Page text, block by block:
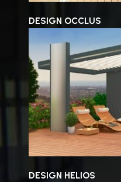
DESIGN OCCLUS
DESIGN HELIOS